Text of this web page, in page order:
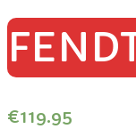
€119.95